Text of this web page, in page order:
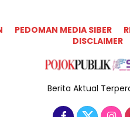
PEDOMAN MEDIA SIBER
DISCLAIMER
Berita Aktual